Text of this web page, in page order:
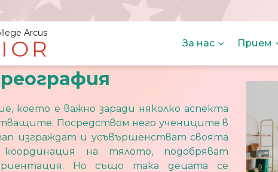
Arcus
За нас Прием
което е важно заради няколко аспекта
Посредством него учениците в
изграждат и усъвършенстват своята
на тялото, подобряват
Но също така децата се